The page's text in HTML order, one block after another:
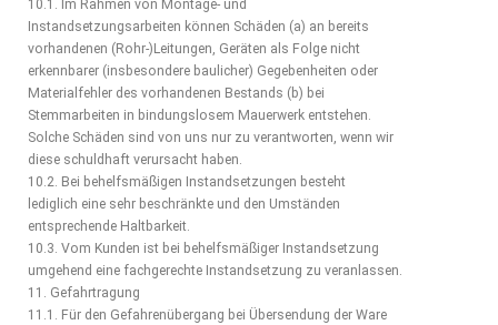
10.1. Im Rahmen von Montage- und
Instandsetzungsarbeiten können Schäden (a) an bereits
vorhandenen (Rohr-)Leitungen, Geräten als Folge nicht
erkennbarer (insbesondere baulicher) Gegebenheiten oder
Materialfehler des vorhandenen Bestands (b) bei
Stemmarbeiten in bindungslosem Mauerwerk entstehen.
Solche Schäden sind von uns nur zu verantworten, wenn wir
diese schuldhaft verursacht haben.
10.2. Bei behelfsmäßigen Instandsetzungen besteht
lediglich eine sehr beschränkte und den Umständen
entsprechende Haltbarkeit.
10.3. Vom Kunden ist bei behelfsmäßiger Instandsetzung
umgehend eine fachgerechte Instandsetzung zu veranlassen.
11. Gefahrtragung
11.1. Für den Gefahrenübergang bei Übersendung der Ware